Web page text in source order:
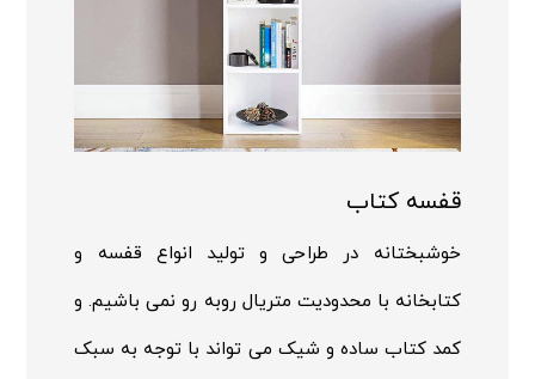
قفسه کتاب
خوشبختانه در طراحی و تولید انواع قفسه و
کتابخانه با محدودیت متریال روبه رو نمی باشیم. و
کمد کتاب ساده و شیک می تواند با توجه به سبک